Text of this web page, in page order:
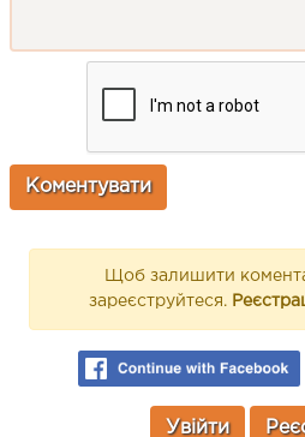
Щоб залишити
зареєструйтеся.
Увійти